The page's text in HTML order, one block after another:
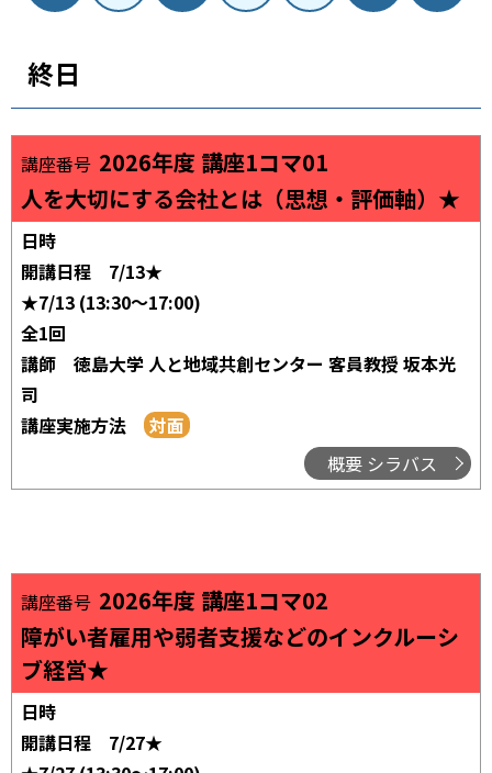
終日
講座番号 2026年度 講座1コマ01
人を大切にする会社とは（思想・評価軸）★
日時
開講日程
7/13★
★7/13 (13:30～17:00)
全1回
講師
徳島大学 人と地域共創センター 客員教授 坂本光
司
講座実施方法
概要 シラバス
講座番号 2026年度 講座1コマ02
障がい者雇用や弱者支援などのインクルーシ
ブ経営★
日時
開講日程
7/27★